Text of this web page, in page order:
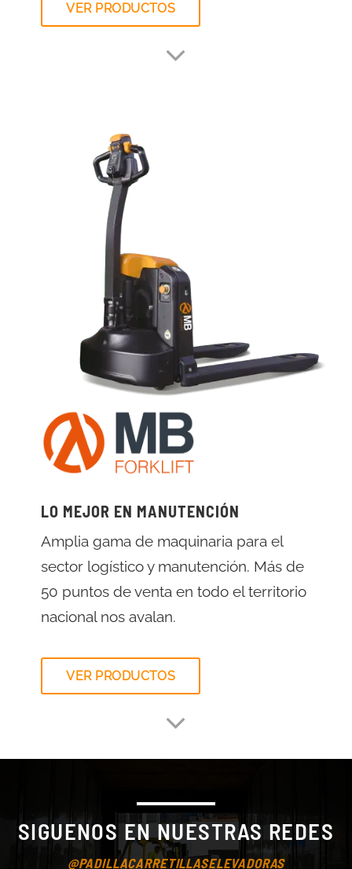
VER PRODUCTOS
LO MEJOR EN MANUTENCIÓN
Amplia gama de maquinaria para el
sector logístico y manutención. Más de
50 puntos de venta en todo el territorio
nacional nos avalan.
VER PRODUCTOS
SIGUENOS EN NUESTRAS REDES
@PADILLACARRETILLASELEVADORAS